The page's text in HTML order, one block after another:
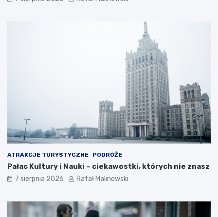
ATRAKCJE TURYSTYCZNE PODRÓŻE
Pałac Kultury i Nauki – ciekawostki, których nie znasz
7 sierpnia 2026 Rafał Malinowski